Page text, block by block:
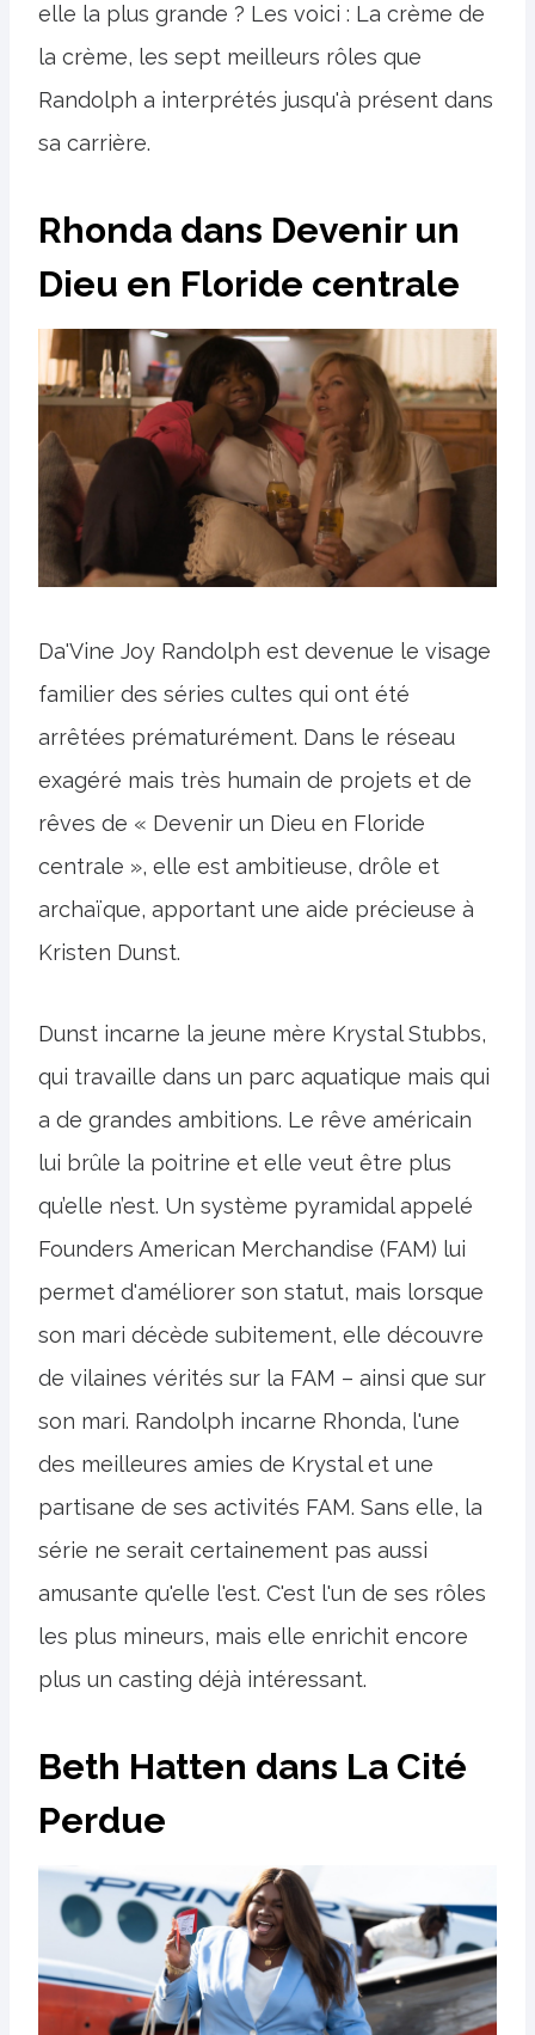
elle la plus grande ? Les voici : La crème de
la crème, les sept meilleurs rôles que
Randolph a interprétés jusqu'à présent dans
sa carrière.
Rhonda dans Devenir un
Dieu en Floride centrale
Da'Vine Joy Randolph est devenue le visage
familier des séries cultes qui ont été
arrêtées prématurément. Dans le réseau
exagéré mais très humain de projets et de
rêves de « Devenir un Dieu en Floride
centrale », elle est ambitieuse, drôle et
archaïque, apportant une aide précieuse à
Kristen Dunst.
Dunst incarne la jeune mère Krystal Stubbs,
qui travaille dans un parc aquatique mais qui
a de grandes ambitions. Le rêve américain
lui brûle la poitrine et elle veut être plus
qu’elle n’est. Un système pyramidal appelé
Founders American Merchandise (FAM) lui
permet d'améliorer son statut, mais lorsque
son mari décède subitement, elle découvre
de vilaines vérités sur la FAM – ainsi que sur
son mari. Randolph incarne Rhonda, l'une
des meilleures amies de Krystal et une
partisane de ses activités FAM. Sans elle, la
série ne serait certainement pas aussi
amusante qu'elle l'est. C'est l'un de ses rôles
les plus mineurs, mais elle enrichit encore
plus un casting déjà intéressant.
Beth Hatten dans La Cité
Perdue